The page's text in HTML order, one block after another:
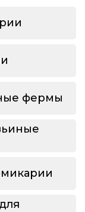
фермы